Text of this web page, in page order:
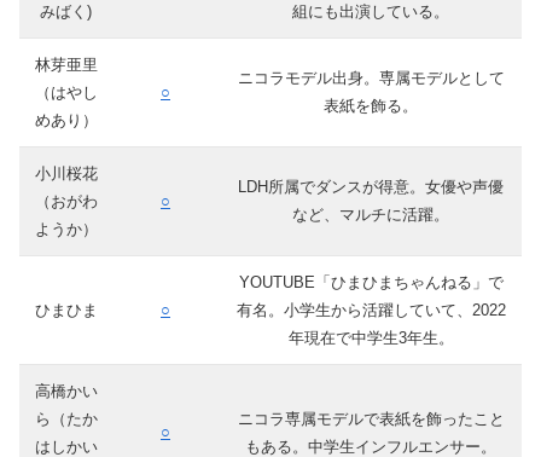
みばく)
組にも出演している。
林芽亜里
（はやし
めあり）
○
ニコラモデル出身。専属モデルとして
表紙を飾る。
小川桜花
（おがわ
ようか）
○
LDH所属でダンスが得意。女優や声優
など、マルチに活躍。
ひまひま ○
YOUTUBE「ひまひまちゃんねる」で
有名。小学生から活躍していて、2022
年現在で中学生3年生。
高橋かい
ら（たか
はしかい
○
ニコラ専属モデルで表紙を飾ったこと
もある。中学生インフルエンサー。